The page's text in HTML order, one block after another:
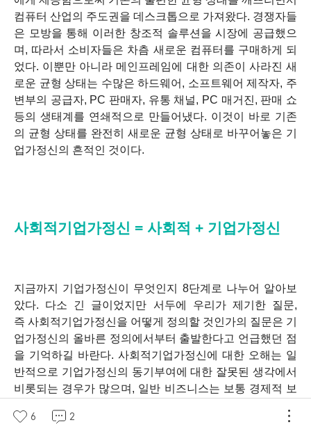
컴퓨터 산업의 주도권을 데스크톱으로 가져왔다. 경쟁자들
은 모방을 통해 이러한 창조적 솔루션을 시장에 공급했으
며, 따라서 소비자들은 차츰 새로운 컴퓨터를 구매하게 되
었다. 이뿐만 아니라 메인프레임에 대한 의존이 사라진 새
로운 균형 상태는 수많은 하드웨어, 소프트웨어 제작자, 주
변부의 공급자, PC 판매자, 유통 채널, PC 매거진, 판매 쇼
등의 생태계를 연쇄적으로 만들어냈다. 이것이 바로 기존
의 균형 상태를 완전히 새로운 균형 상태로 바꾸어놓은 기
업가정신의 흔적인 것이다.
사회적기업가정신 = 사회적 + 기업가정신
지금까지 기업가정신이 무엇인지 8단계로 나누어 알아보
았다. 다소 긴 글이었지만 서두에 우리가 제기한 질문,
즉 사회적기업가정신을 어떻게 정의할 것인가의 질문은 기
업가정신의 올바른 정의에서부터 출발한다고 언급했던 점
을 기억하길 바란다. 사회적기업가정신에 대한 오해는 일
반적으로 기업가정신의 동기부여에 대한 잘못된 생각에서
비롯되는 경우가 많으며, 일반 비즈니스는 보통 경제적 보
편리하지만 매우 제한적인 이분법은 일반 비즈니스 기업가
6 2